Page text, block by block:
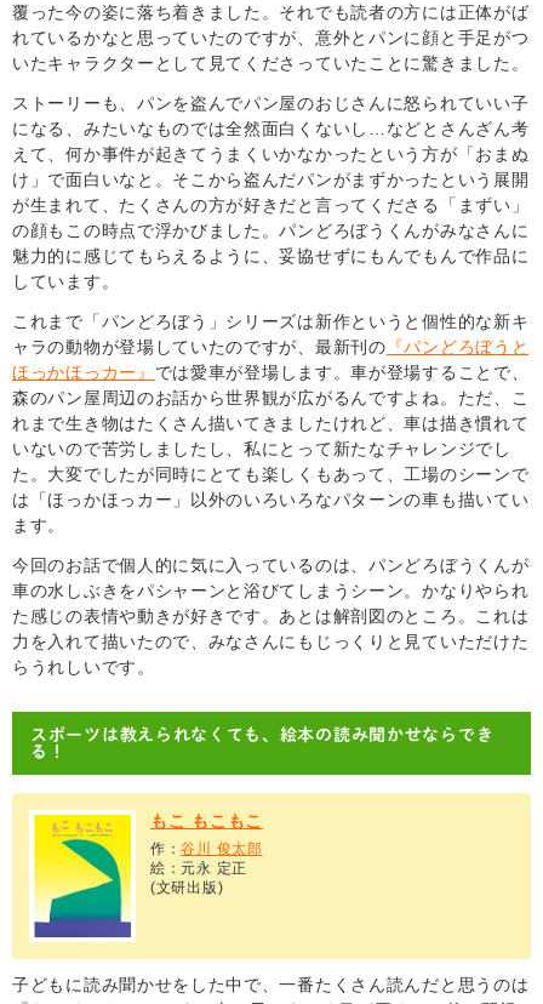
覆った今の姿に落ち着きました。それでも読者の方には正体がば
れているかなと思っていたのですが、意外とパンに顔と手足がつ
いたキャラクターとして見てくださっていたことに驚きました。
ストーリーも、パンを盗んでパン屋のおじさんに怒られていい子
になる、みたいなものでは全然面白くないし…などとさんざん考
えて、何か事件が起きてうまくいかなかったという方が「おまぬ
け」で面白いなと。そこから盗んだパンがまずかったという展開
が生まれて、たくさんの方が好きだと言ってくださる「まずい」
の顔もこの時点で浮かびました。パンどろぼうくんがみなさんに
魅力的に感じてもらえるように、妥協せずにもんでもんで作品に
しています。
これまで「パンどろぼう」シリーズは新作というと個性的な新キ
ャラの動物が登場していたのですが、最新刊の 『パンどろぼうと
ほっかほっカー』 では愛車が登場します。車が登場することで、
森のパン屋周辺のお話から世界観が広がるんですよね。ただ、こ
れまで生き物はたくさん描いてきましたけれど、車は描き慣れて
いないので苦労しましたし、私にとって新たなチャレンジでし
た。大変でしたが同時にとても楽しくもあって、工場のシーンで
は「ほっかほっカー」以外のいろいろなパターンの車も描いてい
ます。
今回のお話で個人的に気に入っているのは、パンどろぼうくんが
車の水しぶきをパシャーンと浴びてしまうシーン。かなりやられ
た感じの表情や動きが好きです。あとは解剖図のところ。これは
力を入れて描いたので、みなさんにもじっくりと見ていただけた
らうれしいです。
スポーツは教えられなくても、絵本の読み聞かせならでき
る！
もこ もこもこ
作：谷川 俊太郎
絵：元永 定正
(文研出版)
子どもに読み聞かせをした中で、一番たくさん読んだと思うのは